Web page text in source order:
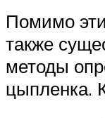
Помимо
также
методы
цыпленка.